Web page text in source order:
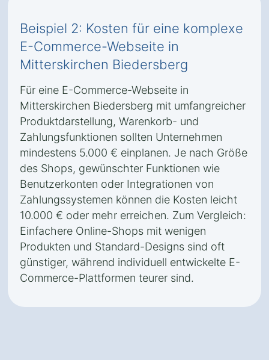
Beispiel 2: Kosten für eine komplexe
E-Commerce-Webseite in
Mitterskirchen Biedersberg
Für eine E-Commerce-Webseite in
Mitterskirchen Biedersberg mit umfangreicher
Produktdarstellung, Warenkorb- und
Zahlungsfunktionen sollten Unternehmen
mindestens 5.000 € einplanen. Je nach Größe
des Shops, gewünschter Funktionen wie
Benutzerkonten oder Integrationen von
Zahlungssystemen können die Kosten leicht
10.000 € oder mehr erreichen. Zum Vergleich:
Einfachere Online-Shops mit wenigen
Produkten und Standard-Designs sind oft
günstiger, während individuell entwickelte E-
Commerce-Plattformen teurer sind.